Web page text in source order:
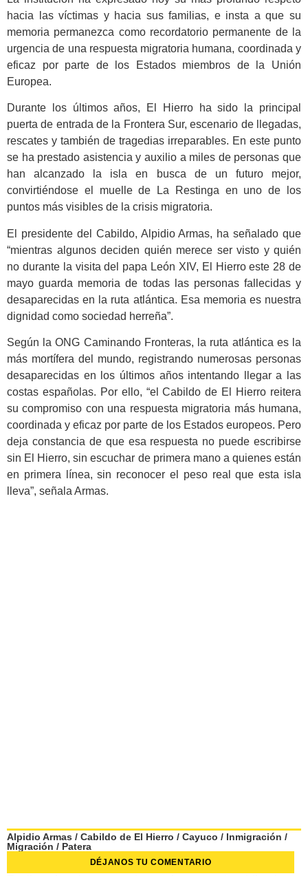
hacia las víctimas y hacia sus familias, e insta a que su
memoria permanezca como recordatorio permanente de la
urgencia de una respuesta migratoria humana, coordinada y
eficaz por parte de los Estados miembros de la Unión
Europea.
Durante los últimos años, El Hierro ha sido la principal
puerta de entrada de la Frontera Sur, escenario de llegadas,
rescates y también de tragedias irreparables. En este punto
se ha prestado asistencia y auxilio a miles de personas que
han alcanzado la isla en busca de un futuro mejor,
convirtiéndose el muelle de La Restinga en uno de los
puntos más visibles de la crisis migratoria.
El presidente del Cabildo, Alpidio Armas, ha señalado que
“mientras algunos deciden quién merece ser visto y quién
no durante la visita del papa León XIV, El Hierro este 28 de
mayo guarda memoria de todas las personas fallecidas y
desaparecidas en la ruta atlántica. Esa memoria es nuestra
dignidad como sociedad herreña”.
Según la ONG Caminando Fronteras, la ruta atlántica es la
más mortífera del mundo, registrando numerosas personas
desaparecidas en los últimos años intentando llegar a las
costas españolas. Por ello, “el Cabildo de El Hierro reitera
su compromiso con una respuesta migratoria más humana,
coordinada y eficaz por parte de los Estados europeos. Pero
deja constancia de que esa respuesta no puede escribirse
sin El Hierro, sin escuchar de primera mano a quienes están
en primera línea, sin reconocer el peso real que esta isla
lleva”, señala Armas.
Alpidio Armas / Cabildo de El Hierro / Cayuco / Inmigración /
Migración / Patera
DÉJANOS TU COMENTARIO